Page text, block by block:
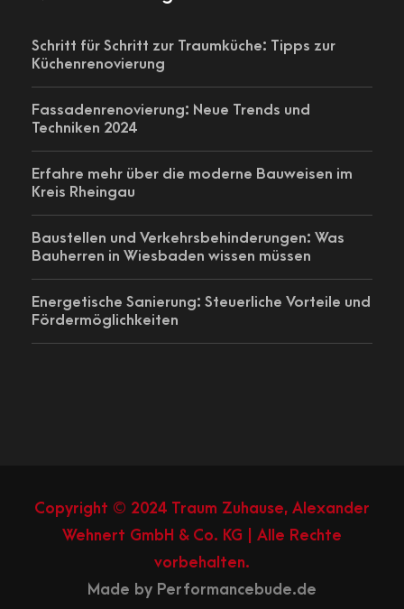
Schritt für Schritt zur Traumküche: Tipps zur
Küchenrenovierung
Fassadenrenovierung: Neue Trends und
Techniken 2024
Erfahre mehr über die moderne Bauweisen im
Kreis Rheingau
Baustellen und Verkehrsbehinderungen: Was
Bauherren in Wiesbaden wissen müssen
Energetische Sanierung: Steuerliche Vorteile und
Fördermöglichkeiten
Copyright © 2024 Traum Zuhause, Alexander
Wehnert GmbH & Co. KG | Alle Rechte
vorbehalten.
Made by Performancebude.de